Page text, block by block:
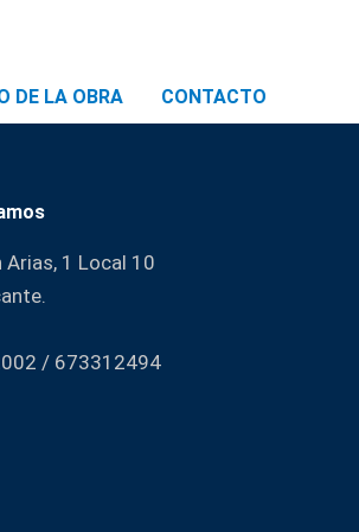
DE LA OBRA CONTACTO
1 Local 10
/ 673312494